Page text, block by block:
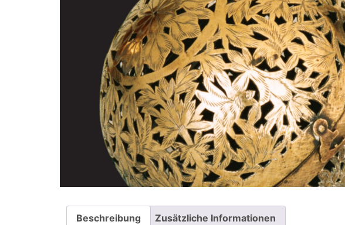
Beschreibung Zusätzliche Informationen